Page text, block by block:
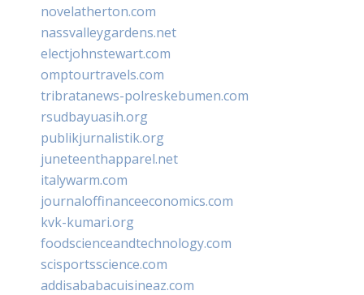
novelatherton.com
nassvalleygardens.net
electjohnstewart.com
omptourtravels.com
tribratanews-polreskebumen.com
rsudbayuasih.org
publikjurnalistik.org
juneteenthapparel.net
italywarm.com
journaloffinanceeconomics.com
kvk-kumari.org
foodscienceandtechnology.com
scisportsscience.com
addisababacuisineaz.com